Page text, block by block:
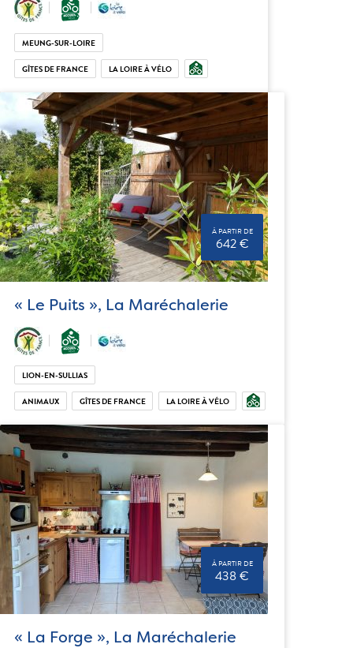
MEUNG-SUR-LOIRE
GÎTES DE FRANCE LA LOIRE À VÉLO
À PARTIR DE
642 €
« Le Puits », La Maréchalerie
LION-EN-SULLIAS
ANIMAUX GÎTES DE FRANCE LA LOIRE À VÉLO
À PARTIR DE
438 €
« La Forge », La Maréchalerie